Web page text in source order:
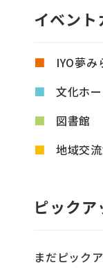
イベント
IYO夢み
文化ホ
図書館
地域交
ピック
まだピック